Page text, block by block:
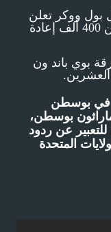
ووكر تعلن
فيها وفاته بطريقة تراجيدية بأكثر من 400 ألف إعادة
بوي باند ون
في بوسطن
بوسطن،
عن ردود
المتحدة